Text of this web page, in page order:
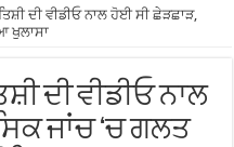
ਦੀ ਵੀਡੀਓ ਨਾਲ ਹੋਈ ਸੀ ਛੇੜਛਾੜ,
ਖੁਲਾਸਾ
ਦੀ ਵੀਡੀਓ ਨਾਲ
ਜਾਂਚ ‘ਚ ਗਲਤ